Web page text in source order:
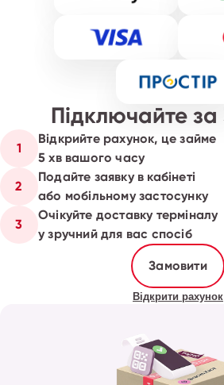
Підключайте
1
Відкрийте рахунок, це займе
5 хв вашого часу
2
Подайте заявку в кабінеті
або мобільному застосунку
3
Очікуйте доставку терміналу
у зручний для вас спосіб
Замовити
Відкрити рахунок